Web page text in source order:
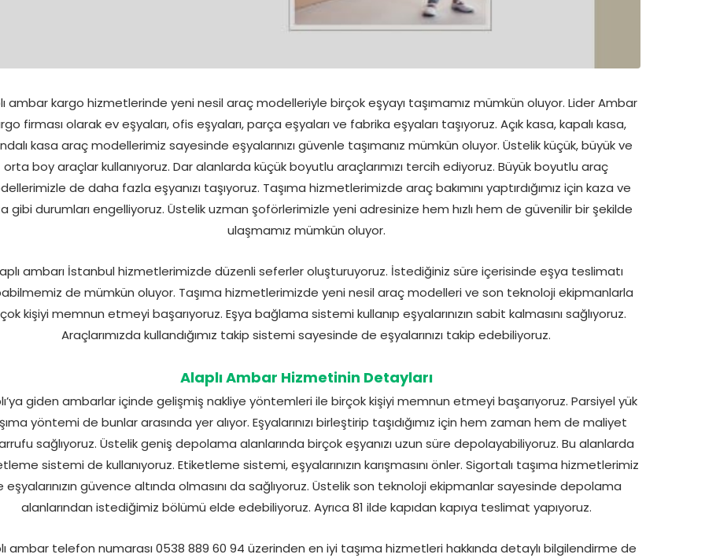
ambar kargo hizmetlerinde yeni nesil araç modelleriyle birçok eşyayı taşımamız mümkün oluyor. Lider Ambar
firması olarak ev eşyaları, ofis eşyaları, parça eşyaları ve fabrika eşyaları taşıyoruz. Açık kasa, kapalı kasa,
kasa araç modellerimiz sayesinde eşyalarınızı güvenle taşımanız mümkün oluyor. Üstelik küçük, büyük ve
orta boy araçlar kullanıyoruz. Dar alanlarda küçük boyutlu araçlarımızı tercih ediyoruz. Büyük boyutlu araç
de daha fazla eşyanızı taşıyoruz. Taşıma hizmetlerimizde araç bakımını yaptırdığımız için kaza ve
gibi durumları engelliyoruz. Üstelik uzman şoförlerimizle yeni adresinize hem hızlı hem de güvenilir bir şekilde
ulaşmamız mümkün oluyor.
ambarı İstanbul hizmetlerimizde düzenli seferler oluşturuyoruz. İstediğiniz süre içerisinde eşya teslimatı
de mümkün oluyor. Taşıma hizmetlerimizde yeni nesil araç modelleri ve son teknoloji ekipmanlarla
kişiyi memnun etmeyi başarıyoruz. Eşya bağlama sistemi kullanıp eşyalarınızın sabit kalmasını sağlıyoruz.
Araçlarımızda kullandığımız takip sistemi sayesinde de eşyalarınızı takip edebiliyoruz.
Alaplı Ambar Hizmetinin Detayları
giden ambarlar içinde gelişmiş nakliye yöntemleri ile birçok kişiyi memnun etmeyi başarıyoruz. Parsiyel yük
yöntemi de bunlar arasında yer alıyor. Eşyalarınızı birleştirip taşıdığımız için hem zaman hem de maliyet
sağlıyoruz. Üstelik geniş depolama alanlarında birçok eşyanızı uzun süre depolayabiliyoruz. Bu alanlarda
sistemi de kullanıyoruz. Etiketleme sistemi, eşyalarınızın karışmasını önler. Sigortalı taşıma hizmetlerimiz
eşyalarınızın güvence altında olmasını da sağlıyoruz. Üstelik son teknoloji ekipmanlar sayesinde depolama
alanlarından istediğimiz bölümü elde edebiliyoruz. Ayrıca 81 ilde kapıdan kapıya teslimat yapıyoruz.
ambar telefon numarası 0538 889 60 94 üzerinden en iyi taşıma hizmetleri hakkında detaylı bilgilendirme de